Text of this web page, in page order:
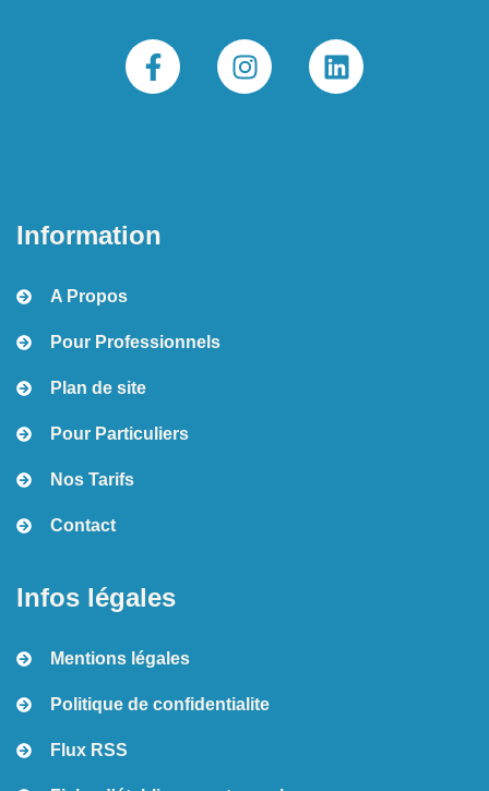
Information
A Propos
Pour Professionnels
Plan de site
Pour Particuliers
Nos Tarifs
Contact
Infos légales
Mentions légales
Politique de confidentialite
Flux RSS